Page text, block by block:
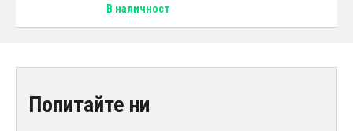
В наличност
Попитайте ни